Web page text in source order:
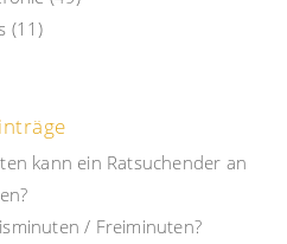
(11)
kann ein Ratsuchender an
/ Freiminuten?